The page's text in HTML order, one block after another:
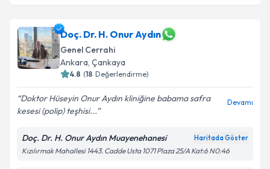
Doç. Dr. H. Onur Aydın
Genel Cerrahi
Ankara, Çankaya
4.8 (18 Değerlendirme)
Doktor Hüseyin Onur Aydın kliniğine babama safra
kesesi (polip) teşhisi...
Devamı
Doç. Dr. H. Onur Aydın Muayenehanesi Haritada Göster
Kızılırmak Mahallesi 1443. Cadde Usta 1071 Plaza 25/A Kat:6 N0:46